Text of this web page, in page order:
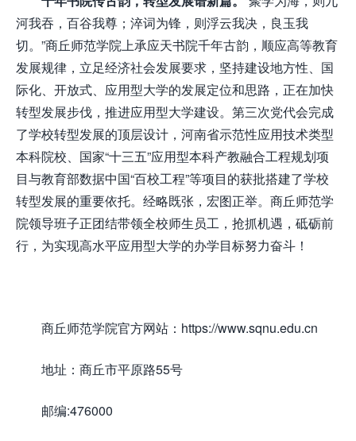
河我吞，百谷我尊；淬词为锋，则浮云我决，良玉我
切。”商丘师范学院上承应天书院千年古韵，顺应高等教育
发展规律，立足经济社会发展要求，坚持建设地方性、国
际化、开放式、应用型大学的发展定位和思路，正在加快
转型发展步伐，推进应用型大学建设。第三次党代会完成
了学校转型发展的顶层设计，河南省示范性应用技术类型
本科院校、国家“十三五”应用型本科产教融合工程规划项
目与教育部数据中国“百校工程”等项目的获批搭建了学校
转型发展的重要依托。经略既张，宏图正举。商丘师范学
院领导班子正团结带领全校师生员工，抢抓机遇，砥砺前
行，为实现高水平应用型大学的办学目标努力奋斗！
商丘师范学院官方网站：https://www.sqnu.edu.cn
地址：商丘市平原路55号
邮编:476000